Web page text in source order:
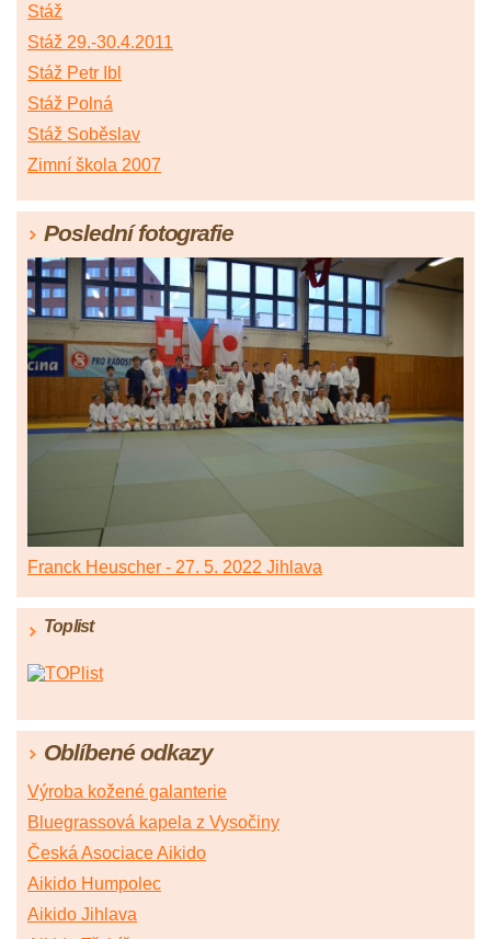
Stáž
Stáž 29.-30.4.2011
Stáž Petr Ibl
Stáž Polná
Stáž Soběslav
Zimní škola 2007
Poslední fotografie
Franck Heuscher - 27. 5. 2022 Jihlava
Toplist
Oblíbené odkazy
Výroba kožené galanterie
Bluegrassová kapela z Vysočiny
Česká Asociace Aikido
Aikido Humpolec
Aikido Jihlava